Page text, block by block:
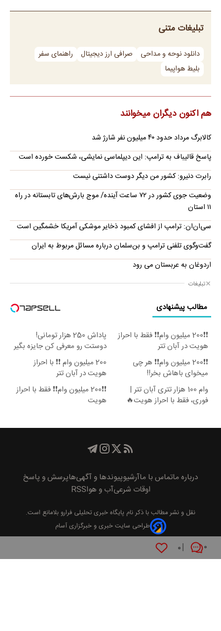
۰ ۰
تبلیغات متنی
دانلود نوحه و مداحی صرافی ارز دیجیتال
راهنمای سفر
بلیط هواپیما
هم اکنون دیگران میخوانند
کالابرگ مرداد حدود ۴۰‌ میلیون نفر شارژ شد
پاسخ قالیباف به ترامپ: این دیپلماسی نمایشی، شکست خورده است
رابرت دنیرو: کشور من دیگر دوست داشتنی نیست
وضعیت جوی کشور در ۷۲ ساعت آینده/ موج بارش‌های تابستانه در راه
۱۱ استان
سی‌ان‌ان: ترامپ از افشای کمبود ذخایر موشکی آمریکا خشمگین است
گفت‌وگوی تلفنی ترامپ و بن‌سلمان درباره مسائل مربوط به ایران
اردوغان به عربستان می رود
تبلیغات
مطالب پیشنهادی
❗❗200 میلیون وام❗❗ فقط با احراز
هویت در آبان تتر
پاداش 250 هزار تومانی!
دوستت رو معرفی کن جایزه بگیر
😍
❗❗200 میلیون وام❗❗ هر چی
میخوای باهاش بخر!!
200 میلیون وام ❗❗ با احراز
هویت در آبان تتر
وام 100 هزار تتری آبان تتر |
فوری، فقط با احراز هویت🔥
❗❗200 میلیون وام❗❗ فقط با احراز
هویت
درباره ماتماس با ماآرشیوپیوند‌ها و آگهی‌هاپرسش و پاسخ
اوقات شرعیآب و هواRSS
نقل و نشر مطالب با ذکر نام پايگاه خبری تحليلی فرارو بلامانع است.
طراحی سایت خبری و خبرگزاری آسام